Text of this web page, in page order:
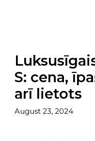
S: cena,
arī lietots
August 23, 2024